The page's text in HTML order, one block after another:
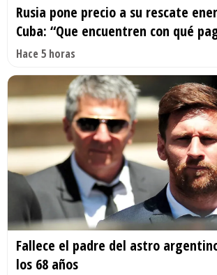
Rusia pone precio a su rescate
Cuba: “Que encuentren con qué
Hace 5 horas
Fallece el padre del astro
los 68 años